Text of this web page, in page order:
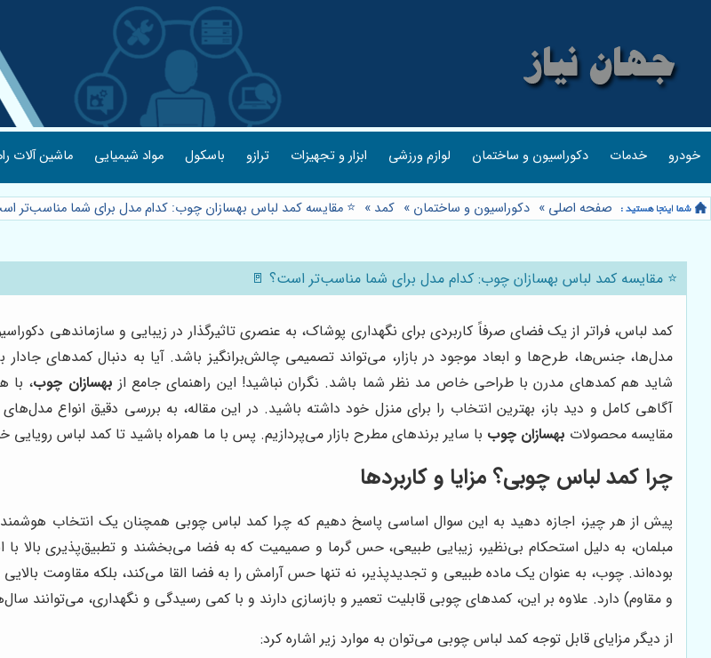
خودرو خدمات دکوراسیون و ساختمان لوازم ورزشی ابزار و تجهیزات ترازو باسکول مواد شیمیایی ماشین آلات
صفحه اصلی » دکوراسیون و ساختمان » کمد » ⭐️ مقایسه کمد لباس بهسازان چوب: کدام مدل برای شما مناسب‌تر
⭐️ مقایسه کمد لباس بهسازان چوب: کدام مدل برای شما مناسب‌تر است؟ 🚪
کمد لباس، فراتر از یک فضای صرفاً کاربردی برای نگهداری پوشاک، به عنصری تاثیرگذار در زیبایی و سازماندهی
مدل‌ها، جنس‌ها، طرح‌ها و ابعاد موجود در بازار، می‌تواند تصمیمی چالش‌برانگیز باشد. آیا به دنبال کمدهای
شاید هم کمدهای مدرن با طراحی خاص مد نظر شما باشد. نگران نباشید! این راهنمای جامع از بهسازان چوب، با
آگاهی کامل و دید باز، بهترین انتخاب را برای منزل خود داشته باشید. در این مقاله، به بررسی دقیق انواع
مقایسه محصولات بهسازان چوب با سایر برندهای مطرح بازار می‌پردازیم. پس با ما همراه باشید تا کمد لباس رویایی
چرا کمد لباس چوبی؟ مزایا و کاربردها
پیش از هر چیز، اجازه دهید به این سوال اساسی پاسخ دهیم که چرا کمد لباس چوبی همچنان یک انتخاب
مبلمان، به دلیل استحکام بی‌نظیر، زیبایی طبیعی، حس گرما و صمیمیت که به فضا می‌بخشند و تطبیق‌پذیری بالا
بوده‌اند. چوب، به عنوان یک ماده طبیعی و تجدیدپذیر، نه تنها حس آرامش را به فضا القا می‌کند، بلکه مقاومت
و مقاوم) دارد. علاوه بر این، کمدهای چوبی قابلیت تعمیر و بازسازی دارند و با کمی رسیدگی و نگهداری، می‌توانند
از دیگر مزایای قابل توجه کمد لباس چوبی می‌توان به موارد زیر اشاره کرد: